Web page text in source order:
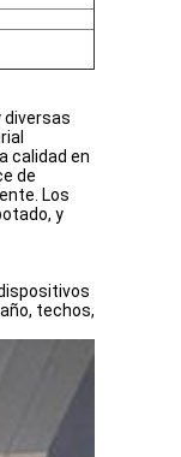
diversas
calidad en
de
Los
y
techos,